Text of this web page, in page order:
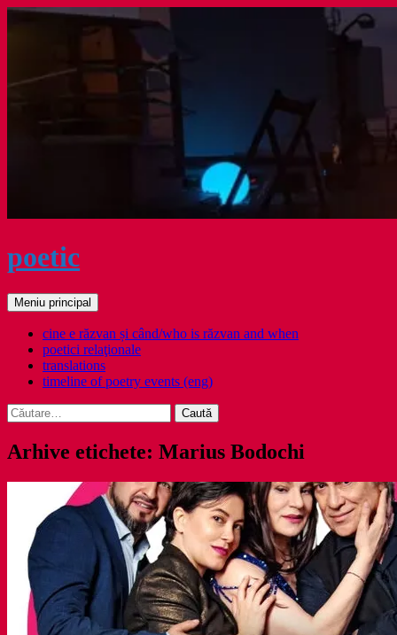
Sari
poetic
Caută
Meniu principal
cine e răzvan și când/who is răzvan and when
poetici relaţionale
translations
timeline of poetry events (eng)
Caută
după:
Arhive etichete: Marius Bodochi